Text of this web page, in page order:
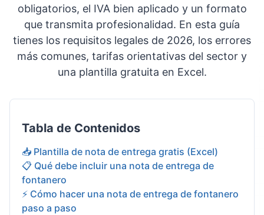
obligatorios, el IVA bien aplicado y un formato
que transmita profesionalidad. En esta guía
tienes los requisitos legales de 2026, los errores
más comunes, tarifas orientativas del sector y
una plantilla gratuita en Excel.
Tabla de Contenidos
📥 Plantilla de nota de entrega gratis (Excel)
📋 Qué debe incluir una nota de entrega de
fontanero
⚡ Cómo hacer una nota de entrega de fontanero
paso a paso